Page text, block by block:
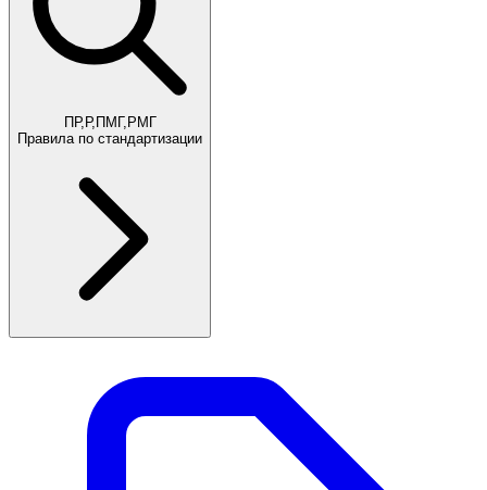
ПР,Р,ПМГ,РМГ
Правила по стандартизации